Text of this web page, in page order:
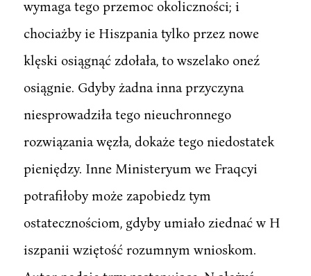
wymaga tego przemoc okoliczności; i
chociażby ie Hiszpania tylko przez nowe
klęski osiągnąć zdołała, to wszelako oneź
osiągnie. Gdyby żadna inna przyczyna
niesprowadziła tego nieuchronnego
rozwiązania węzła, dokaże tego niedostatek
pieniędzy. Inne Ministeryum we Fraqcyi
potrafiłoby może zapobiedz tym
ostatecznościom, gdyby umiało ziednać w H
iszpanii wziętość rozumnym wnioskom.